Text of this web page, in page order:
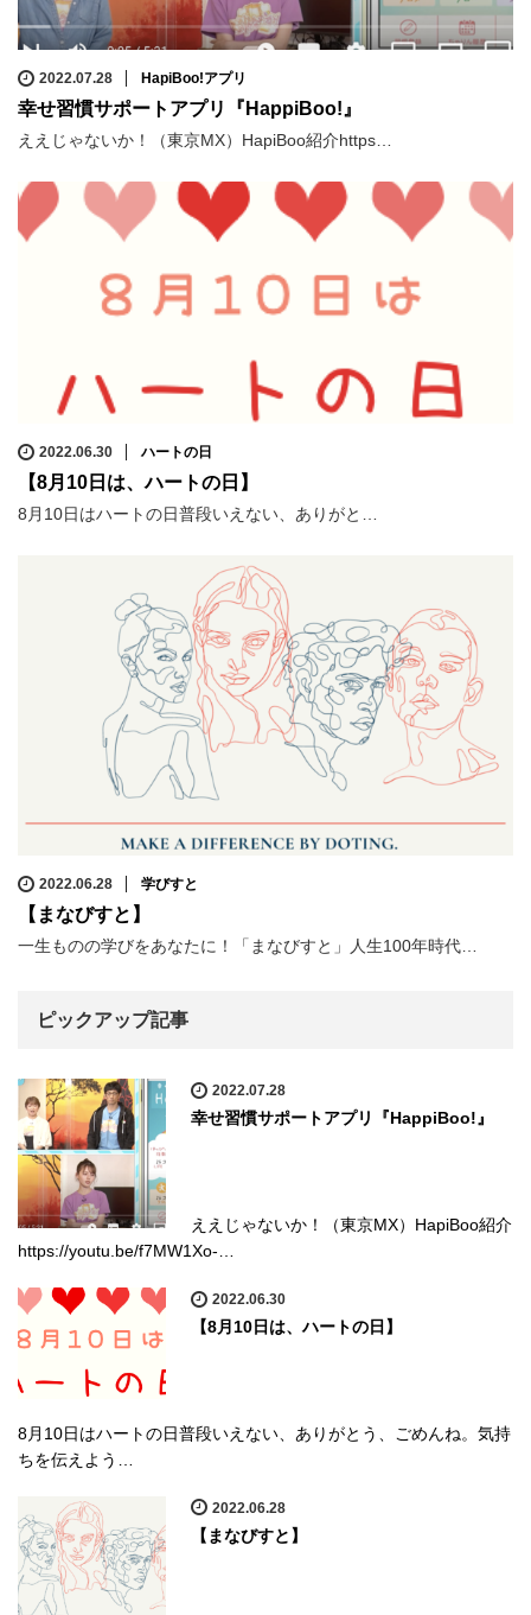
2022.07.28 HapiBoo!アプリ
幸せ習慣サポートアプリ『HappiBoo!』
ええじゃないか！（東京MX）HapiBoo紹介https…
2022.06.30 ハートの日
【8月10日は、ハートの日】
8月10日はハートの日普段いえない、ありがと…
2022.06.28 学びすと
【まなびすと】
一生ものの学びをあなたに！「まなびすと」人生100年時代…
ピックアップ記事
2022.07.28
幸せ習慣サポートアプリ『HappiBoo!』
ええじゃないか！（東京MX）HapiBoo紹介
https://youtu.be/f7MW1Xo-…
2022.06.30
【8月10日は、ハートの日】
8月10日はハートの日普段いえない、ありがとう、ごめんね。気持
ちを伝えよう…
2022.06.28
【まなびすと】